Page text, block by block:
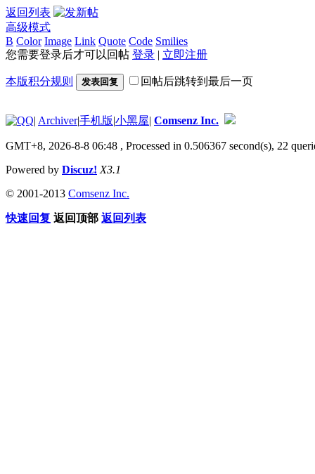
返回列表
高级模式
B Color Image Link Quote Code Smilies
您需要登录后才可以回帖 登录 | 立即注册
本版积分规则 发表回复 回帖后跳转到最后一页
| Archiver|手机版|小黑屋| Comsenz Inc.
GMT+8, 2026-8-8 06:48 , Processed in 0.506367 second(s), 22
Powered by Discuz! X3.1
© 2001-2013 Comsenz Inc.
快速回复 返回顶部 返回列表